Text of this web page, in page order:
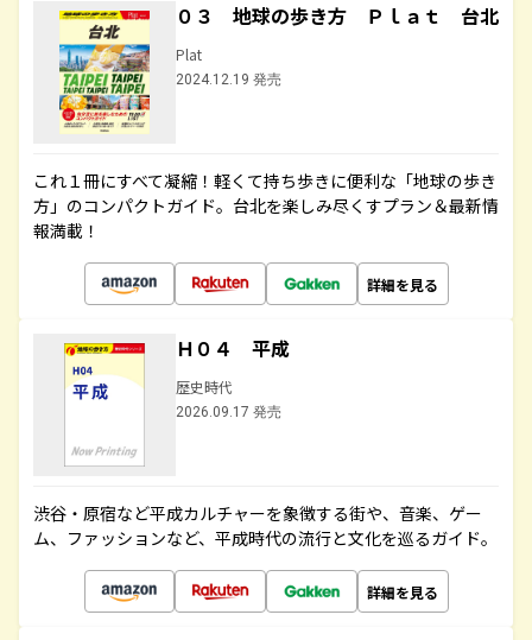
０３ 地球の歩き方 Ｐｌａｔ 台北
Plat
2024.12.19 発売
これ１冊にすべて凝縮！軽くて持ち歩きに便利な「地球の歩き
方」のコンパクトガイド。台北を楽しみ尽くすプラン＆最新情
報満載！
詳細を見る
Ｈ０４ 平成
歴史時代
2026.09.17 発売
渋谷・原宿など平成カルチャーを象徴する街や、音楽、ゲー
ム、ファッションなど、平成時代の流行と文化を巡るガイド。
詳細を見る